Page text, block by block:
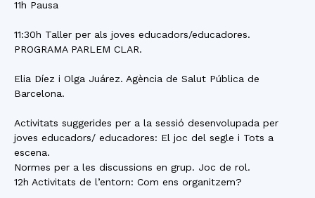
11h Pausa
11:30h Taller per als joves educadors/educadores.
PROGRAMA PARLEM CLAR.
Elia Díez i Olga Juárez. Agència de Salut Pública de
Barcelona.
Activitats suggerides per a la sessió desenvolupada per
joves educadors/ educadores: El joc del segle i Tots a
escena.
Normes per a les discussions en grup. Joc de rol.
12h Activitats de l’entorn: Com ens organitzem?